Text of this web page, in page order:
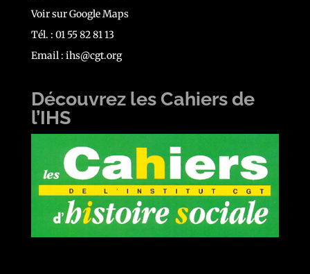
Voir sur Google Maps
Tél. : 01 55 82 81 13
Email : ihs@cgt.org
Découvrez les Cahiers de
l’IHS